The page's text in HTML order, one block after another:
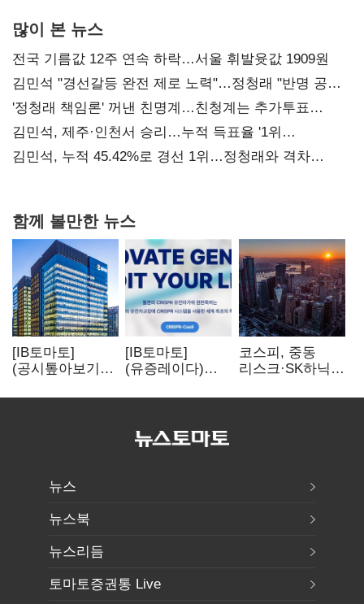
많이 본 뉴스
전국 기름값 12주 연속 하락…서울 휘발윳값 1909원
김민석 "경선갈등 완전 제로 노력"…정청래 "반명 공세
사과부터"
'정청래 책임론' 꺼낸 친명계…친청계는 추가투표
때리기
김민석, 제주·인천서 승리…누적 득표율 '1위
탈환'(종합)
김민석, 누적 45.42%로 경선 1위…정청래와 격차
함께 볼만한 뉴스
[IB토마토]
(공시톺아보기)
바로 매출로
[IB토마토]
(유증레이다)
3분의 1 토막…
비용부터 챙긴다
코스피, 중동
리스크·SK하닉
뒷걸음
뉴스
뉴스북
뉴스리듬
토마토증권통 Live